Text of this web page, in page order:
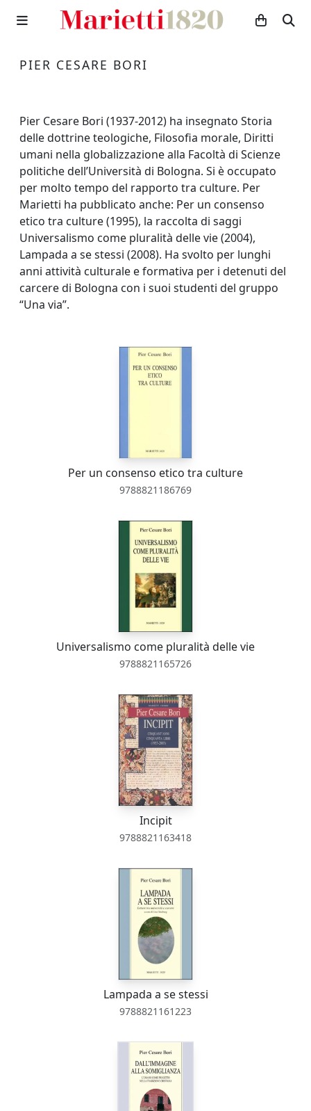
PIER CESARE BORI
Pier Cesare Bori (1937-2012) ha insegnato Storia
delle dottrine teologiche, Filosofia morale, Diritti
umani nella globalizzazione alla Facoltà di Scienze
politiche dell’Università di Bologna. Si è occupato
per molto tempo del rapporto tra culture. Per
Marietti ha pubblicato anche: Per un consenso
etico tra culture (1995), la raccolta di saggi
Universalismo come pluralità delle vie (2004),
Lampada a se stessi (2008). Ha svolto per lunghi
anni attività culturale e formativa per i detenuti del
carcere di Bologna con i suoi studenti del gruppo
“Una via”.
Per un consenso etico tra culture
9788821186769
Universalismo come pluralità delle vie
9788821165726
Incipit
9788821163418
Lampada a se stessi
9788821161223